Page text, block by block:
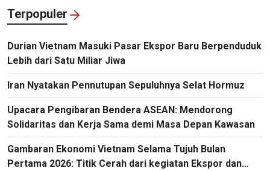
Terpopuler
Durian Vietnam Masuki Pasar Ekspor Baru Berpenduduk
Lebih dari Satu Miliar Jiwa
Iran Nyatakan Pennutupan Sepuluhnya Selat Hormuz
Upacara Pengibaran Bendera ASEAN: Mendorong
Solidaritas dan Kerja Sama demi Masa Depan Kawasan
Gambaran Ekonomi Vietnam Selama Tujuh Bulan
Pertama 2026: Titik Cerah dari kegiatan Ekspor dan